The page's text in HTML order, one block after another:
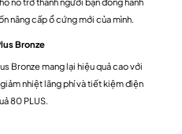
nâng cấp ổ cứng mới của mình.
Bronze
Bronze mang lại hiệu quả cao với
nhiệt lãng phí và tiết kiệm điện
80 PLUS.